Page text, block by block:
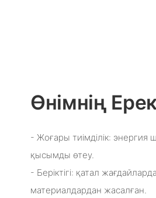
Өнімнің
- Жоғары тиімділік:
қысымды өтеу.
- Беріктігі: қатал
материалдардан жасалған.